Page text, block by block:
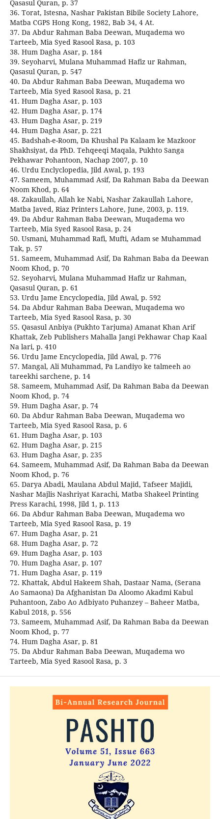
Qasasul Quran, p. 37
36. Torat, Istesna, Nashar Pakistan Bibile Society Lahore,
Matba CGPS Hong Kong, 1982, Bab 34, 4 At.
37. Da Abdur Rahman Baba Deewan, Muqadema wo
Tarteeb, Mia Syed Rasool Rasa, p. 103
38. Hum Dagha Asar, p. 184
39. Seyoharvi, Mulana Muhammad Hafiz ur Rahman,
Qasasul Quran, p. 547
40. Da Abdur Rahman Baba Deewan, Muqadema wo
Tarteeb, Mia Syed Rasool Rasa, p. 21
41. Hum Dagha Asar, p. 103
42. Hum Dagha Asar, p. 174
43. Hum Dagha Asar, p. 219
44. Hum Dagha Asar, p. 221
45. Badshah-e-Room, Da Khushal Pa Kalaam ke Mazkoor
Shakhsiyat, da PhD. Tehqeeqi Maqala, Pukhto Sanga
Pekhawar Pohantoon, Nachap 2007, p. 10
46. Urdu Enclyclopedia, Jild Awal, p. 193
47. Sameem, Muhammad Asif, Da Rahman Baba da Deewan
Noom Khod, p. 64
48. Zakaullah, Allah ke Nabi, Nashar Zakaullah Lahore,
Matba Javed, Riaz Printers Lahore, June, 2003, p. 119.
49. Da Abdur Rahman Baba Deewan, Muqadema wo
Tarteeb, Mia Syed Rasool Rasa, p. 24
50. Usmani, Muhammad Rafi, Mufti, Adam se Muhammad
Tak, p. 57
51. Sameem, Muhammad Asif, Da Rahman Baba da Deewan
Noom Khod, p. 70
52. Seyoharvi, Mulana Muhammad Hafiz ur Rahman,
Qasasul Quran, p. 61
53. Urdu Jame Encyclopedia, Jild Awal, p. 592
54. Da Abdur Rahman Baba Deewan, Muqadema wo
Tarteeb, Mia Syed Rasool Rasa, p. 30
55. Qasasul Anbiya (Pukhto Tarjuma) Amanat Khan Arif
Khattak, Zeb Publishers Mahalla Jangi Pekhawar Chap Kaal
Na lari, p. 410
56. Urdu Jame Encyclopedia, Jild Awal, p. 776
57. Mangal, Ali Muhammad, Pa Landiyo ke talmeeh ao
tareekhi sarchene, p. 14
58. Sameem, Muhammad Asif, Da Rahman Baba da Deewan
Noom Khod, p. 74
59. Hum Dagha Asar, p. 74
60. Da Abdur Rahman Baba Deewan, Muqadema wo
Tarteeb, Mia Syed Rasool Rasa, p. 6
61. Hum Dagha Asar, p. 103
62. Hum Dagha Asar, p. 215
63. Hum Dagha Asar, p. 235
64. Sameem, Muhammad Asif, Da Rahman Baba da Deewan
Noom Khod, p. 76
65. Darya Abadi, Maulana Abdul Majid, Tafseer Majidi,
Nashar Majlis Nashriyat Karachi, Matba Shakeel Printing
Press Karachi, 1998, Jild 1, p. 113
66. Da Abdur Rahman Baba Deewan, Muqadema wo
Tarteeb, Mia Syed Rasool Rasa, p. 19
67. Hum Dagha Asar, p. 21
68. Hum Dagha Asar, p. 72
69. Hum Dagha Asar, p. 103
70. Hum Dagha Asar, p. 107
71. Hum Dagha Asar, p. 119
72. Khattak, Abdul Hakeem Shah, Dastaar Nama, (Serana
Ao Samaona) Da Afghanistan Da Aloomo Akadmi Kabul
Puhantoon, Zabo Ao Adbiyato Puhanzey – Baheer Matba,
Kabul 2018, p. 556
73. Sameem, Muhammad Asif, Da Rahman Baba da Deewan
Noom Khod, p. 77
74. Hum Dagha Asar, p. 81
75. Da Abdur Rahman Baba Deewan, Muqadema wo
Tarteeb, Mia Syed Rasool Rasa, p. 3